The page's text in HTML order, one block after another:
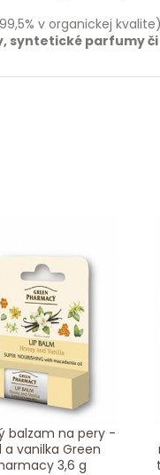
v organickej
syntetické parfumy
balzam na pery -
a vanilka Green
3,6 g